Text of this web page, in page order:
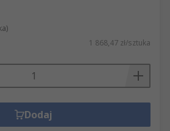
1 868,47 zł/sztuka
Dodaj